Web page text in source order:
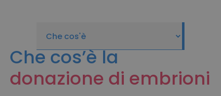
Che cos’è la
donazione di embrioni